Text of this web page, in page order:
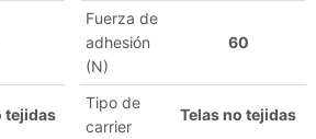
tejidas
Fuerza de
adhesión
(N)
60
Tipo de
carrier
Telas no tejidas